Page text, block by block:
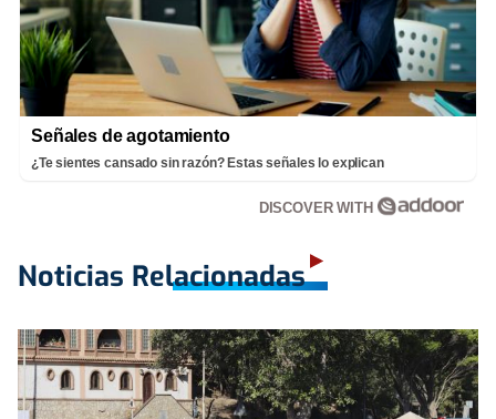
Señales de agotamiento
¿Te sientes cansado sin razón? Estas señales lo explican
DISCOVER WITH
Noticias Relacionadas